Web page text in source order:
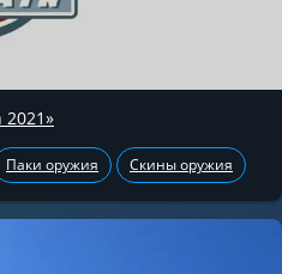
2021»
Паки оружия Скины оружия